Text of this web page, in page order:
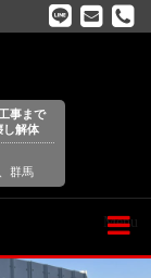
事まで
し解体
群馬
Menu